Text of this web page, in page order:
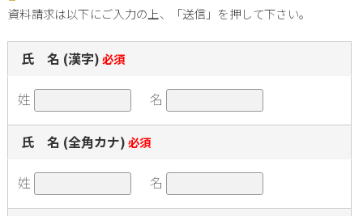
資料請求は以下にご入力の上、「送信」を押して下さい。
氏 名 (漢字)必須
姓 名
氏 名 (全角カナ)必須
姓 名